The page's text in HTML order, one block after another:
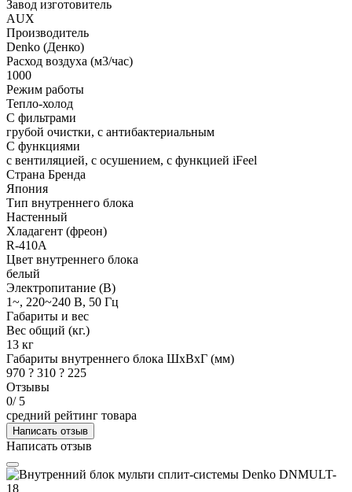
Завод изготовитель
AUX
Производитель
Denko (Денко)
Расход воздуха (м3/час)
1000
Режим работы
Тепло-холод
С фильтрами
грубой очистки, с антибактериальным
С функциями
с вентиляцией, с осушением, с функцией iFeel
Страна Бренда
Япония
Тип внутреннего блока
Настенный
Хладагент (фреон)
R-410A
Цвет внутреннего блока
белый
Электропитание (В)
1~, 220~240 В, 50 Гц
Габариты и вес
Вес общий (кг.)
13 кг
Габариты внутреннего блока ШхВхГ (мм)
970 ? 310 ? 225
Отзывы
0/ 5
средний рейтинг товара
Написать отзыв
Написать отзыв